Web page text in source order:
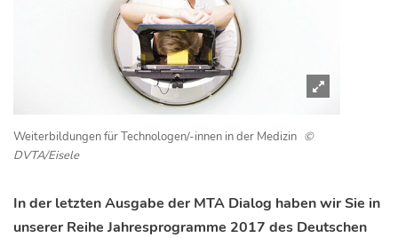
Weiterbildungen für Technologen/-innen in der Medizin ©
DVTA/Eisele
In der letzten Ausgabe der MTA Dialog haben wir Sie in
unserer Reihe Jahresprogramme 2017 des Deutschen